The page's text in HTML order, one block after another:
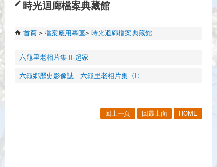
時光迴廊檔案典藏館
首頁 檔案應用專區 時光迴廊檔案典藏館
六龜里老相片集 II-起家
六龜鄉歷史影像誌：六龜里老相片集〈I〉
回上一頁 回最上面 HOME